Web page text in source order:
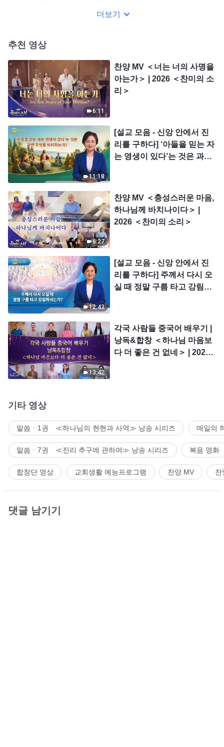
더보기
추천 영상
6:11
찬양 MV ＜너는 너의 사명을
아는가＞ | 2026 ＜찬미의 소
리＞
11:18
[설교 모음 - 신앙 안에서 진
리를 구하다] ‘아들을 믿는 자
는 영생이 있다’는 것은 과연
6:27
찬양 MV ＜충성스러운 마음,
하나님께 바치나이다＞ |
2026 ＜찬미의 소리＞
12:43
[설교 모음 - 신앙 안에서 진
리를 구하다] 주께서 다시 오
실 때 정말 구름 타고 강림하
13:42
각국 사람들 중국어 배우기 |
낭독&합창 ＜하나님 마음보
다 더 좋은 건 없네＞ | 2026
기타 영상
말씀ㆍ1권 ≪하나님의 현현과 사역≫ 낭송 시리즈 매일의
말씀ㆍ7권 ≪진리 추구에 관하여≫ 낭송 시리즈 복음 영화
합창단 영상 교회생활 예능프로그램 찬양 MV 찬
댓글 남기기